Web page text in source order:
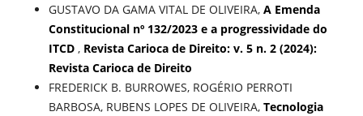
GUSTAVO DA GAMA VITAL DE OLIVEIRA, A Emenda
Constitucional nº 132/2023 e a progressividade do
ITCD , Revista Carioca de Direito: v. 5 n. 2 (2024):
Revista Carioca de Direito
FREDERICK B. BURROWES, ROGÉRIO PERROTI
BARBOSA, RUBENS LOPES DE OLIVEIRA, Tecnologia